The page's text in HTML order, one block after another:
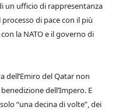
un ufficio di rappresentanza
di pace con il più
la NATO e il governo di
dell’Emiro del Qatar non
dell’Impero. E
“una decina di volte”, dei